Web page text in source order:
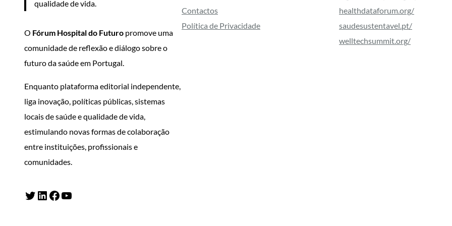
qualidade de vida.
O Fórum Hospital do Futuro promove uma
comunidade de reflexão e diálogo sobre o
futuro da saúde em Portugal.
Enquanto plataforma editorial independente,
liga inovação, políticas públicas, sistemas
locais de saúde e qualidade de vida,
estimulando novas formas de colaboração
entre instituições, profissionais e
comunidades.
Twitter LinkedIn Facebook YouTube
Contactos
Política de Privacidade
healthdataforum.org/
saudesustentavel.pt/
welltechsummit.org/